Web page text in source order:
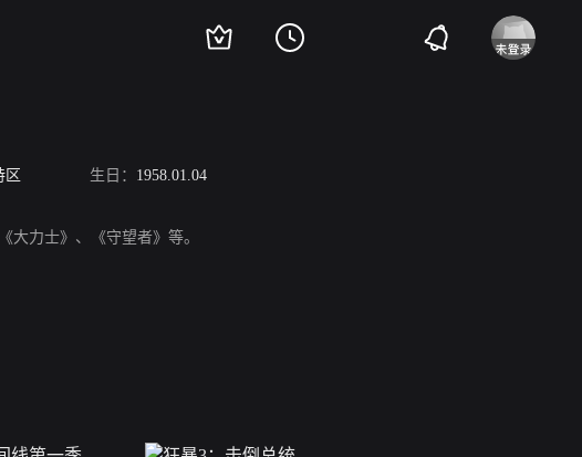
区 生日： 1958.01.04
大力士》、《守望者》等。